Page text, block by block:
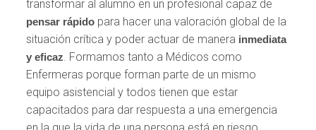
transformar al alumno en un profesional capaz de
pensar rápido para hacer una valoración global de la
situación crítica y poder actuar de manera inmediata
y eficaz. Formamos tanto a Médicos como
Enfermeras porque forman parte de un mismo
equipo asistencial y todos tienen que estar
capacitados para dar respuesta a una emergencia